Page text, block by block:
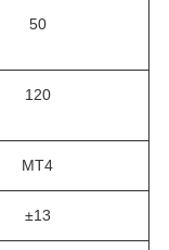
50
120
MT4
±13